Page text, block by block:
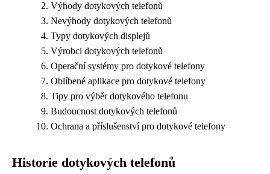
Výhody dotykových telefonů
Nevýhody dotykových telefonů
Typy dotykových displejů
Výrobci dotykových telefonů
Operační systémy pro dotykové telefony
Oblíbené aplikace pro dotykové telefony
Tipy pro výběr dotykového telefonu
Budoucnost dotykových telefonů
Ochrana a příslušenství pro dotykové telefony
Historie dotykových telefonů